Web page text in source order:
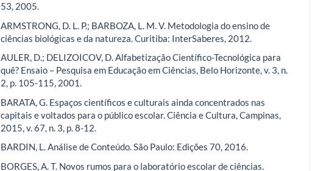
53, 2005.
ARMSTRONG, D. L. P.; BARBOZA, L. M. V. Metodologia do ensino de
ciências biológicas e da natureza. Curitiba: InterSaberes, 2012.
AULER, D.; DELIZOICOV, D. Alfabetização Científico-Tecnológica para
quê? Ensaio – Pesquisa em Educação em Ciências, Belo Horizonte, v. 3, n.
2, p. 105-115, 2001.
BARATA, G. Espaços científicos e culturais ainda concentrados nas
capitais e voltados para o público escolar. Ciência e Cultura, Campinas,
2015, v. 67, n. 3, p. 8-12.
BARDIN, L. Análise de Conteúdo. São Paulo: Edições 70, 2016.
BORGES, A. T. Novos rumos para o laboratório escolar de ciências.